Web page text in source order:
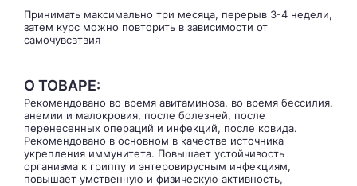
Принимать максимально три месяца, перерыв 3-4 недели,
затем курс можно повторить в зависимости от
самочувсвтвия
О ТОВАРЕ:
Рекомендовано во время авитаминоза, во время бессилия,
анемии и малокровия, после болезней, после
перенесенных операций и инфекций, после ковида.
Рекомендовано в основном в качестве источника
укрепления иммунитета. Повышает устойчивость
организма к гриппу и энтеровирусным инфекциям,
повышает умственную и физическую активность,